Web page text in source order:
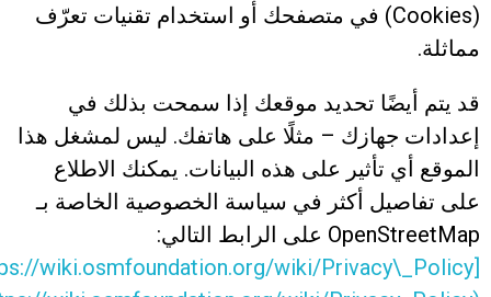
(Cookies) في متصفحك أو استخدام تقنيات تعرّف
مماثلة.
قد يتم أيضًا تحديد موقعك إذا سمحت بذلك في
إعدادات جهازك – مثلًا على هاتفك. ليس لمشغل هذا
الموقع أي تأثير على هذه البيانات. يمكنك الاطلاع
على تفاصيل أكثر في سياسة الخصوصية الخاصة بـ
OpenStreetMap على الرابط التالي: